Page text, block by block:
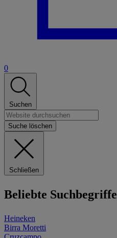
0
Suchen
Suche löschen
Schließen
Beliebte Suchbegriffe
Heineken
Birra Moretti